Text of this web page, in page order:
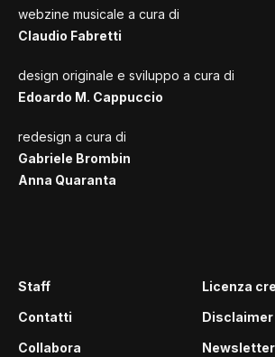
webzine musicale a cura di
Claudio Fabretti
design originale e sviluppo a cura di
Edoardo M. Cappuccio
redesign a cura di
Gabriele Brombin
Anna Quaranta
Staff
Contatti
Collabora
Licenza
Disclaimer
Newsletter